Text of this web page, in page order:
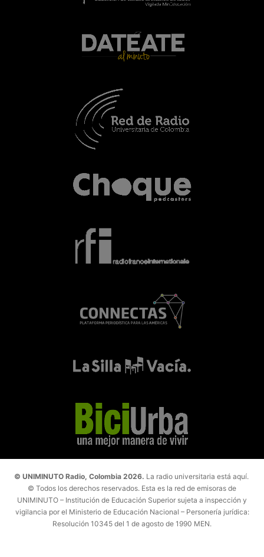
© UNIMINUTO Radio, Colombia 2026. La radio universitaria está aquí.
© Todos los derechos reservados. Esta es la red de emisoras de
UNIMINUTO – Institución de Educación Superior sujeta a inspección y
vigilancia por el Ministerio de Educación Nacional – Personería jurídica:
Resolución 10345 del 1 de agosto de 1990 MEN.